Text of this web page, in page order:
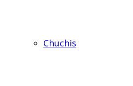
Chuchis